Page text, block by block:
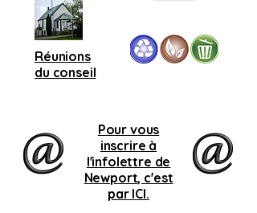
Réunions
du conseil
Pour vous
inscrire à
l'infolettre de
Newport, c'est
par ICI.